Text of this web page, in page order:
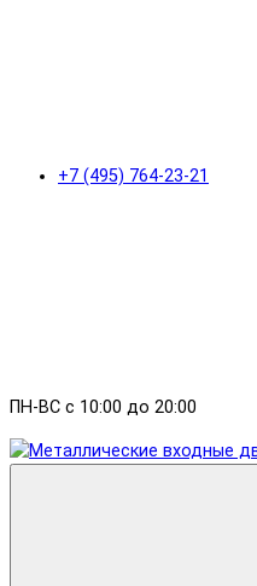
+7 (495) 764-23-21
ПН-ВС с 10:00 до 20:00